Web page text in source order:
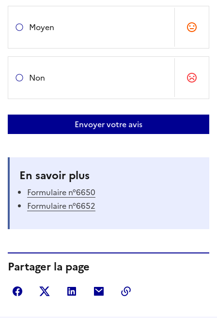
Moyen
Non
Envoyer votre avis
En savoir plus
Formulaire n°6650
Formulaire n°6652
Partager la page
Partager sur Facebook
Partager sur Twitter
Partager sur LinkedIn
Partager par courriel